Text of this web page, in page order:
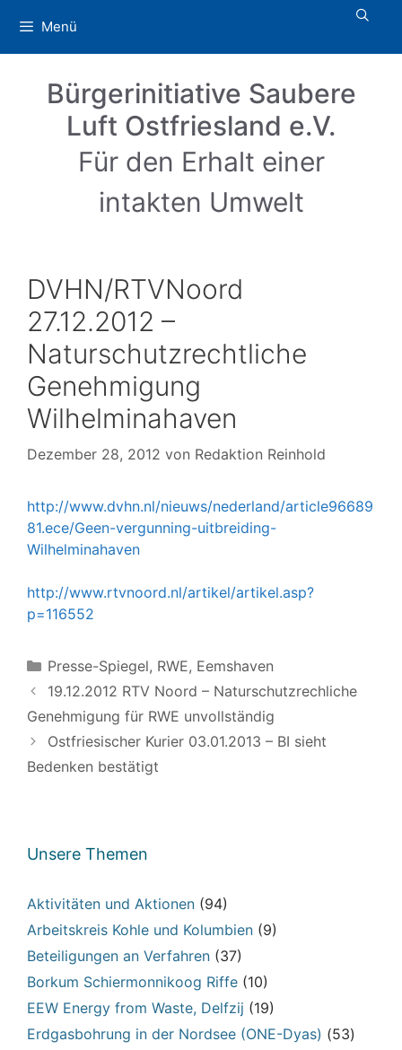
Inhalt
springen
Menü
Bürgerinitiative Saubere
Luft Ostfriesland e.V.
Für den Erhalt einer
intakten Umwelt
DVHN/RTVNoord
27.12.2012 –
Naturschutzrechtliche
Genehmigung
Wilhelminahaven
Dezember 28, 2012 von Redaktion Reinhold
http://www.dvhn.nl/nieuws/nederland/article96689
81.ece/Geen-vergunning-uitbreiding-
Wilhelminahaven
http://www.rtvnoord.nl/artikel/artikel.asp?
p=116552
Kategorien
Presse-Spiegel, RWE, Eemshaven
19.12.2012 RTV Noord – Naturschutzrechliche
Genehmigung für RWE unvollständig
Ostfriesischer Kurier 03.01.2013 – BI sieht
Bedenken bestätigt
Unsere Themen
Aktivitäten und Aktionen (94)
Arbeitskreis Kohle und Kolumbien (9)
Beteiligungen an Verfahren (37)
Borkum Schiermonnikoog Riffe (10)
EEW Energy from Waste, Delfzij (19)
Erdgasbohrung in der Nordsee (ONE-Dyas) (53)